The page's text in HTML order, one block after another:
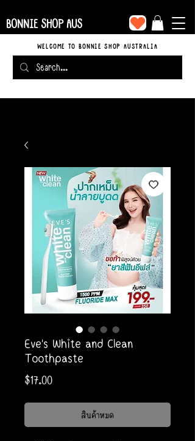
BONNIE SHOP AUS
WELCOME TO BONNIE SHOP AUSTRALIA
Eve's White and Clean
Toothpaste
$17.00ราคา
สินค้าหมด